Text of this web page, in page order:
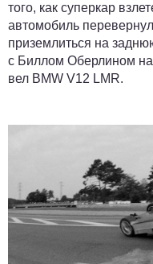
того, как суперкар
автомобиль
приземлиться на
с Биллом Оберлином на
вел BMW V12 LMR.